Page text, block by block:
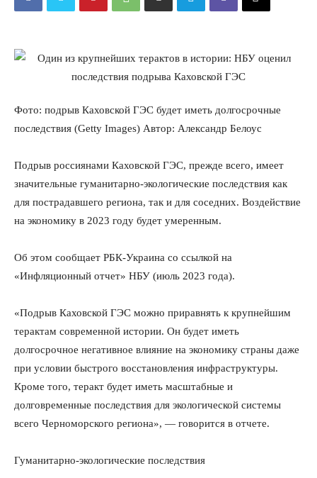
Фото: подрыв Каховской ГЭС будет иметь долгосрочные
последствия (Getty Images) Автор: Александр Белоус
Подрыв россиянами Каховской ГЭС, прежде всего, имеет
значительные гуманитарно-экологические последствия как
для пострадавшего региона, так и для соседних. Воздействие
на экономику в 2023 году будет умеренным.
Об этом сообщает РБК-Украина со ссылкой на
«Инфляционный отчет» НБУ (июль 2023 года).
«Подрыв Каховской ГЭС можно приравнять к крупнейшим
терактам современной истории. Он будет иметь
долгосрочное негативное влияние на экономику страны даже
при условии быстрого восстановления инфраструктуры.
Кроме того, теракт будет иметь масштабные и
долговременные последствия для экологической системы
всего Черноморского региона», — говорится в отчете.
Гуманитарно-экологические последствия